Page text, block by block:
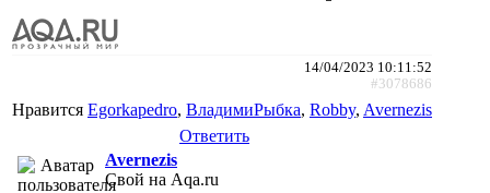
14/04/2023 10:11:52
#3078686
Нравится Egorkapedro, ВладимиРыбка, Robby, Avernezis
Ответить
Avernezis
Свой на Aqa.ru